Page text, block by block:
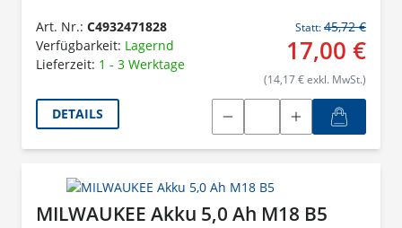
Art. Nr.: C4932471828
Verfügbarkeit: Lagernd
Lieferzeit: 1 - 3 Werktage
Statt:45,72 €
17,00 €
(14,17 € exkl. MwSt.)
DETAILS
MILWAUKEE Akku 5,0 Ah M18 B5